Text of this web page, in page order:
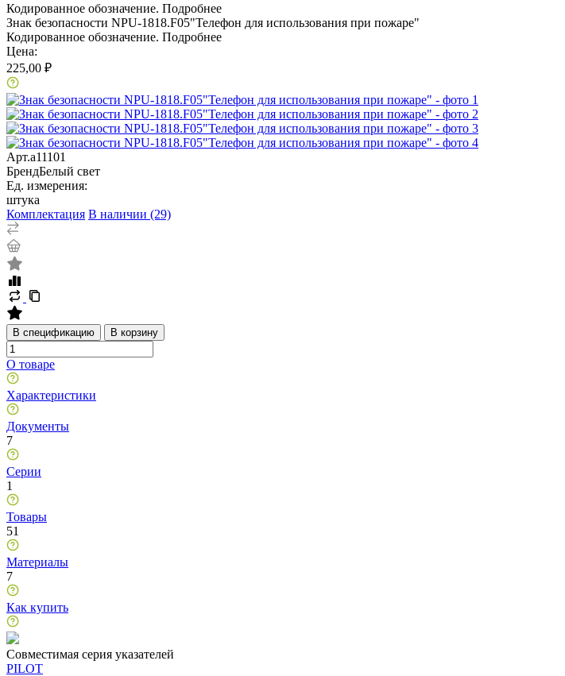
Кодированное обозначение. Подробнее
Знак безопасности NPU-1818.F05"Телефон для использования при пожаре"
Кодированное обозначение. Подробнее
Цена:
225,00 ₽
Арт.a11101
БрендБелый свет
Ед. измерения:
штука
Комплектация В наличии (29)
В спецификацию В корзину
О товаре
Характеристики
Документы
7
Серии
1
Товары
51
Материалы
7
Как купить
Совместимая серия указателей
PILOT